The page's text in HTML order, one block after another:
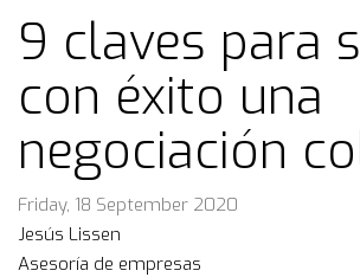
9 claves para
con éxito una
negociación
Friday, 18 September 2020
Jesús Lissen
Asesoría de empresas